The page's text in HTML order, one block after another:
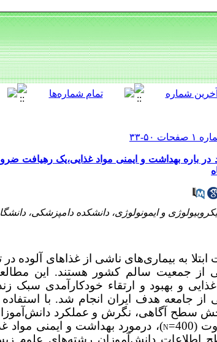
باره بهداشت و ایمنی مواد غذایی،یک رهیافت
و ایمونولوژی، دانشکده دامپزشکی،
به بیماری‌های ناشی از غذاهای آلوده
جمعیت سالم کشور هستند. این
و بهبود و ارتقاء خودکارآمدی سبک
از جامعه هدف ایران انجام شد. با
سطح آگاهی، نگرش و عملکرد
N)، درمورد بهداشت و ایمنی مواد